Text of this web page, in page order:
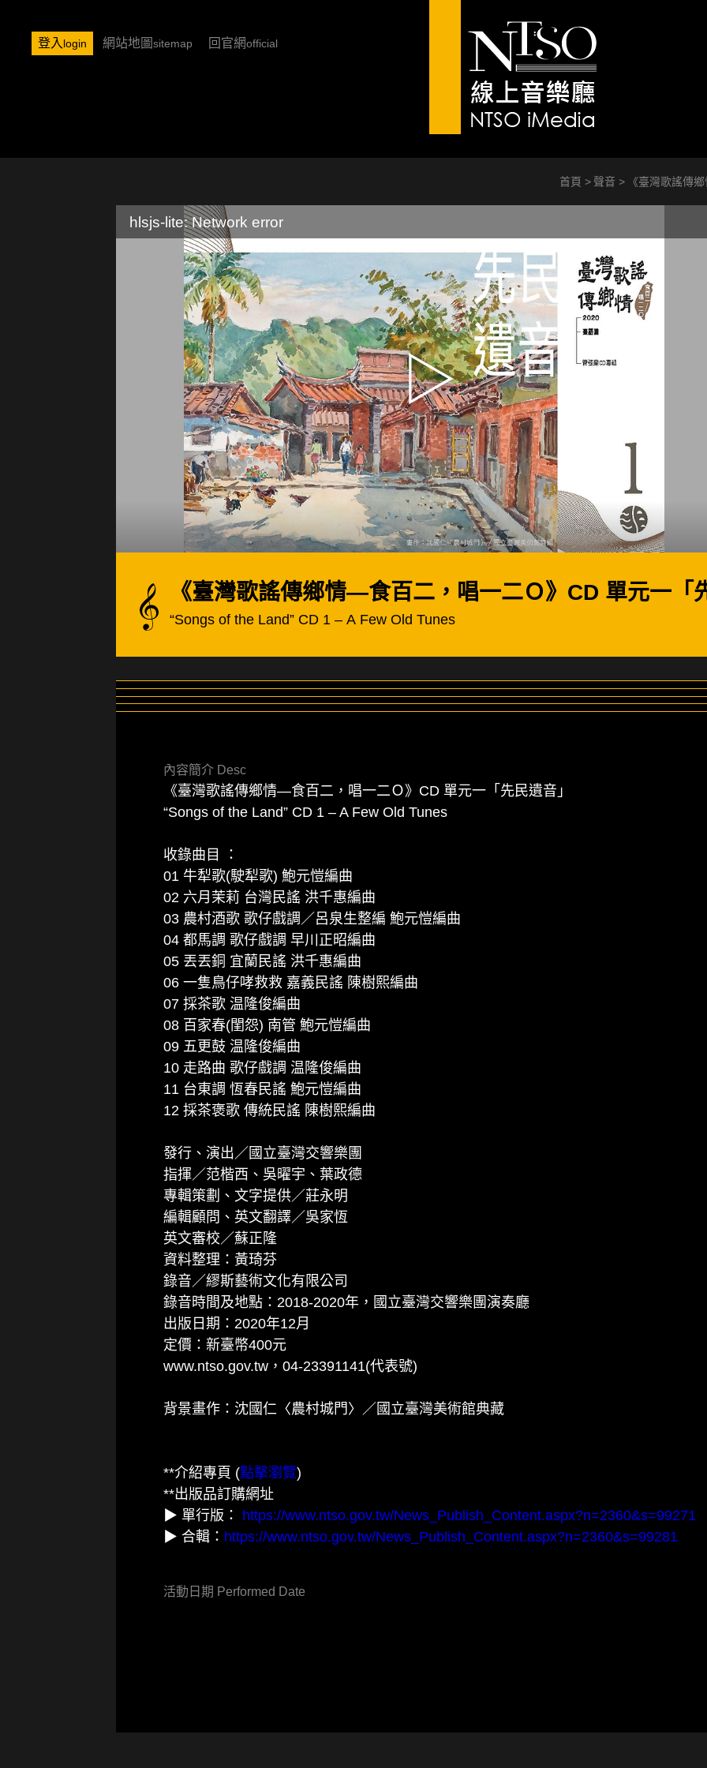
登入 login 網站地圖sitemap 回官網official
首頁 聲音 《臺灣歌謠傳
hlsjs-lite: Network error
《臺灣歌謠傳鄉情—食百二，唱一二Ｏ》CD 單元一「
“Songs of the Land” CD 1 – A Few Old Tunes
內容簡介 Desc
《臺灣歌謠傳鄉情—食百二，唱一二Ｏ》CD 單元一「先民遺音」
“Songs of the Land” CD 1 – A Few Old Tunes
收錄曲目 ：
01 牛犁歌(駛犁歌) 鮑元愷編曲
02 六月茉莉 台灣民謠 洪千惠編曲
03 農村酒歌 歌仔戲調／呂泉生整編 鮑元愷編曲
04 都馬調 歌仔戲調 早川正昭編曲
05 丟丟銅 宜蘭民謠 洪千惠編曲
06 一隻鳥仔哮救救 嘉義民謠 陳樹熙編曲
07 採茶歌 温隆俊編曲
08 百家春(閨怨) 南管 鮑元愷編曲
09 五更鼓 温隆俊編曲
10 走路曲 歌仔戲調 温隆俊編曲
11 台東調 恆春民謠 鮑元愷編曲
12 採茶褒歌 傳統民謠 陳樹熙編曲
發行、演出／國立臺灣交響樂團
指揮／范楷西、吳曜宇、葉政德
專輯策劃、文字提供／莊永明
編輯顧問、英文翻譯／吳家恆
英文審校／蘇正隆
資料整理：黃琦芬
錄音／繆斯藝術文化有限公司
錄音時間及地點：2018-2020年，國立臺灣交響樂團演奏廳
出版日期：2020年12月
定價：新臺幣400元
www.ntso.gov.tw，04-23391141(代表號)
背景畫作：沈國仁〈農村城門〉／國立臺灣美術館典藏
**介紹專頁 (點擊瀏覽)
**出版品訂購網址
▶ 單行版： https://www.ntso.gov.tw/News_Publish_Content.aspx?n=2360&s=99271
▶ 合輯： https://www.ntso.gov.tw/News_Publish_Content.aspx?n=2360&s=99281
活動日期 Performed Date